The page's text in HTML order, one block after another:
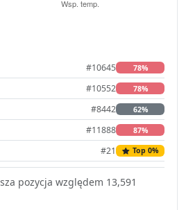
#10645 78%
#10552 78%
#8442 62%
#11888 87%
#21 Top 0%
pozycja względem 13,591